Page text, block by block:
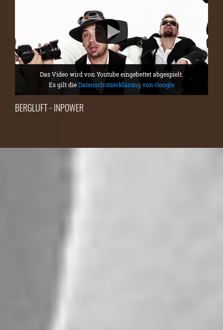
Das Video wird von Youtube eingebettet abgespielt.
Es gilt dieDatenschutzerklärung von Google
BERGLUFT - INPOWER